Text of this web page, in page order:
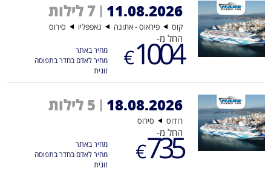
11.08.2026
| 7 לילות
קוס פיראוס - אתונה נאפפּליו סירוס
החל מ-
1004
€
מחיר באתר
מחיר לאדם בחדר בתפוסה
זוגית
18.08.2026
| 5 לילות
רודוס סירוס
החל מ-
735
€
מחיר באתר
מחיר לאדם בחדר בתפוסה
זוגית